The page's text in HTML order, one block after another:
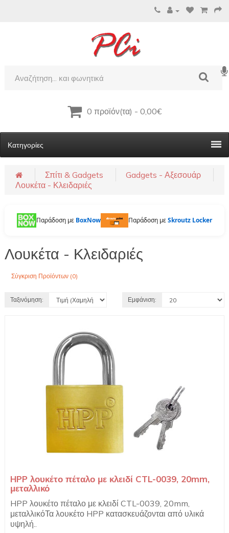
0 προϊόν(τα) - 0,00€
Κατηγορίες
Σπίτι & Gadgets
Gadgets - Αξεσουάρ
Λουκέτα - Κλειδαριές
Παράδοση με BoxNow Παράδοση μεSkroutz Locker
Λουκέτα - Κλειδαριές
Σύγκριση Προϊόντων (0)
Ταξινόμηση: Εμφάνιση:
HPP λουκέτο πέταλο με κλειδί CTL-0039, 20mm,
μεταλλικό
HPP λουκέτο πέταλο με κλειδί CTL-0039, 20mm,
μεταλλικόΤα λουκέτο HPP κατασκευάζονται από υλικά
υψηλή..